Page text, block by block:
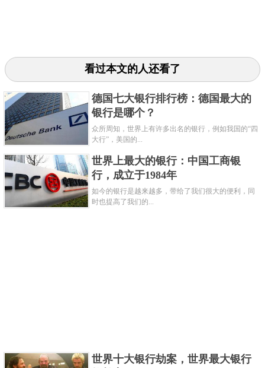
苏宁银行是苏宁和日出东方于2017年联合推出的
一家民营企业，主要专注于供应链，消费，微商，财
富等金融业务。发展至今，该银行在生态圈，科技，
服务都具有绝对领先优势，是全国十大民营银行之
一。
关键字：银行
看过本文的人还看了
德国七大银行排行榜：德国最大的
银行是哪个？
众所周知，世界上有许多出名的银行，例如我国的“四
大行”，美国的...
世界上最大的银行：中国工商银
行，成立于1984年
如今的银行是越来越多，带给了我们很大的便利，同
时也提高了我们的...
世界十大银行劫案，世界最大银行